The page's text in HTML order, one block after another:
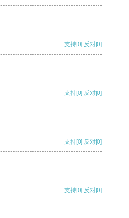
支持[0] 反对[0]
支持[0] 反对[0]
支持[0] 反对[0]
支持[0] 反对[0]